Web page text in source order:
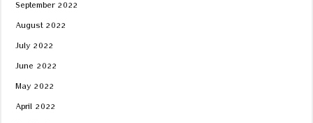
September 2022
August 2022
July 2022
June 2022
May 2022
April 2022